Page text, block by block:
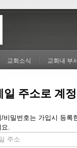
교회소식 교회내 부
일 주소로 계정
/비밀번호는 가입시 등록
요.